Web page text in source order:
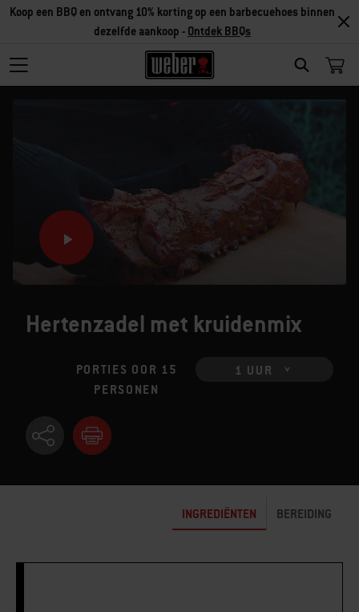
SEARCH
Koop een BBQ en ontvang 10% korting op een barbecuehoes binnen
dezelfde aankoop - Ontdek BBQs
Hertenzadel met kruidenmix
PORTIES OOR 15
PERSONEN
1 UUR
INGREDIËNTEN BEREIDING